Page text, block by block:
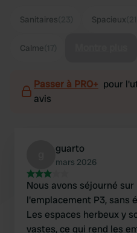
Sanitaires Spacieux
Calme
Passer à PRO+ pour
avis
guarto
mars 2026
Nous avons séjourné sur
l'emplacement P3, sans
Les espaces herbeux y
vastes, ce qui rend les